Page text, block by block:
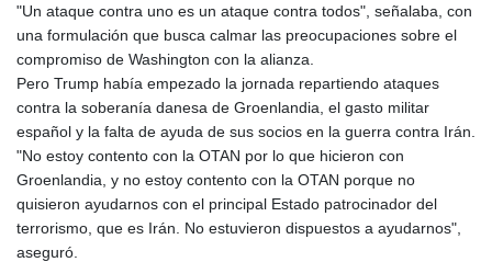
JEP 0.857848
JMD 183.243508
JOD 0.818791
JPY 182.181232
KES 149.439303
KGS 100.991685
KHR 4673.518854
KMF 493.12343
KRW 1638.640772
KWD 0.357023
"Un ataque contra uno es un ataque contra todos", señalaba, con
una formulación que busca calmar las preocupaciones sobre el
compromiso de Washington con la alianza.
Pero Trump había empezado la jornada repartiendo ataques
contra la soberanía danesa de Groenlandia, el gasto militar
español y la falta de ayuda de sus socios en la guerra contra Irán.
"No estoy contento con la OTAN por lo que hicieron con
Groenlandia, y no estoy contento con la OTAN porque no
quisieron ayudarnos con el principal Estado patrocinador del
terrorismo, que es Irán. No estuvieron dispuestos a ayudarnos",
aseguró.